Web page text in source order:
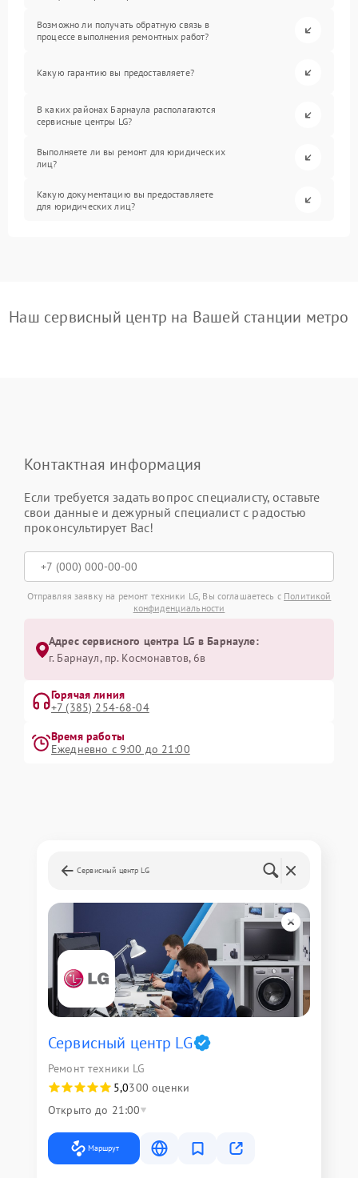
Возможно ли получать обратную связь в
процессе выполнения ремонтных работ?
Какую гарантию вы предоставляете?
В каких районах Барнаула располагаются
сервисные центры LG?
Выполняете ли вы ремонт для юридических
лиц?
Какую документацию вы предоставляете
для юридических лиц?
Наш сервисный центр на Вашей станции метро
Контактная информация
Если требуется задать вопрос специалисту, оставьте
свои данные и дежурный специалист с радостью
проконсультирует Вас!
Отправляя заявку на ремонт техники LG, Вы соглашаетесь с Политикой
конфиденциальности
Адрес сервисного центра LG в Барнауле:
г. Барнаул, ​пр. Космонавтов, 6в
Горячая линия
+7 (385) 254-68-04
Время работы
Ежедневно с 9:00 до 21:00
Сервисный центр LG
Сервисный центр LG
Ремонт техники LG
5,0300 оценки
Открыто до 21:00
Маршрут